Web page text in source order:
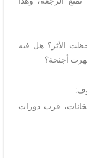
الأثر؟ هل فيه
أجنحة؟
قرب دورات